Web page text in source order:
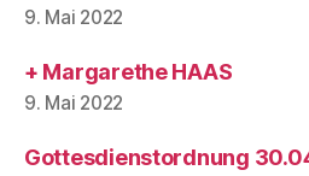
9. Mai 2022
+ Margarethe HAAS
9. Mai 2022
Gottesdienstordnung